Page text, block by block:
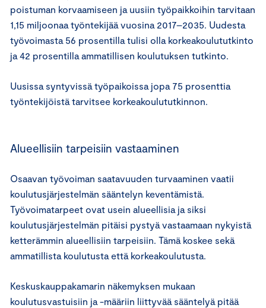
poistuman korvaamiseen ja uusiin työpaikkoihin tarvitaan
1,15 miljoonaa työntekijää vuosina 2017–2035. Uudesta
työvoimasta 56 prosentilla tulisi olla korkeakoulututkinto
ja 42 prosentilla ammatillisen koulutuksen tutkinto.
Uusissa syntyvissä työpaikoissa jopa 75 prosenttia
työntekijöistä tarvitsee korkeakoulututkinnon.
Alueellisiin tarpeisiin vastaaminen
Osaavan työvoiman saatavuuden turvaaminen vaatii
koulutusjärjestelmän sääntelyn keventämistä.
Työvoimatarpeet ovat usein alueellisia ja siksi
koulutusjärjestelmän pitäisi pystyä vastaamaan nykyistä
ketterämmin alueellisiin tarpeisiin. Tämä koskee sekä
ammatillista koulutusta että korkeakoulutusta.
Keskuskauppakamarin näkemyksen mukaan
koulutusvastuisiin ja -määriin liittyvää sääntelyä pitää